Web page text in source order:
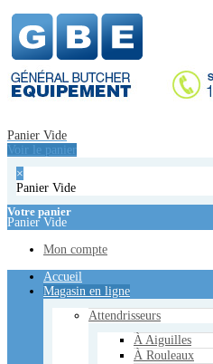
Accueil
Magasin en ligne
À Aiguilles
À Rouleaux
Emballeuses Sous Vide
Équipements de cuisson
Cuisinières - Poèles
Réchauds
Plaques de Cuisson
Friteuse Électrique
Fours à Convoyeur
Bain-Marie
Panier Vide
Voir le panier
×
Panier Vide
Votre panier
Panier Vide
Mon compte
Accueil
Magasin en ligne
Attendrisseurs
À Aiguilles
À Rouleaux